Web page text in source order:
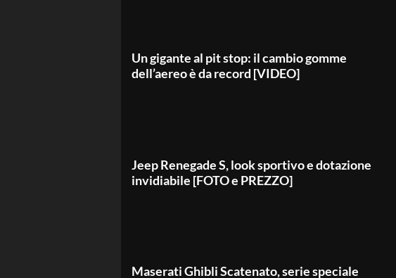
Un gigante al pit stop: il cambio gomme
dell’aereo è da record [VIDEO]
Jeep Renegade S, look sportivo e dotazione
invidiabile [FOTO e PREZZO]
Maserati Ghibli Scatenato, serie speciale